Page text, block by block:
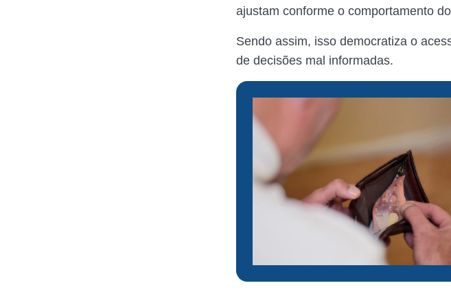
ajustam conforme o comportamento
Sendo assim, isso democratiza o
de decisões mal informadas.